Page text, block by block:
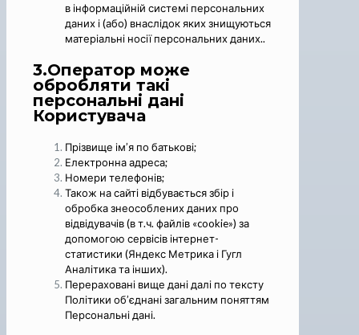
в інформаційній системі персональних
даних і (або) внаслідок яких знищуються
матеріальні носії персональних даних..
3.Оператор може
обробляти такі
персональні дані
Користувача
Прізвище ім’я по батькові;
Електронна адреса;
Номери телефонів;
Також на сайті відбувається збір і
обробка знеособлених даних про
відвідувачів (в т.ч. файлів «cookie») за
допомогою сервісів інтернет-
статистики (Яндекс Метрика і Гугл
Аналітика та інших).
Перераховані вище дані далі по тексту
Політики об’єднані загальним поняттям
Персональні дані.